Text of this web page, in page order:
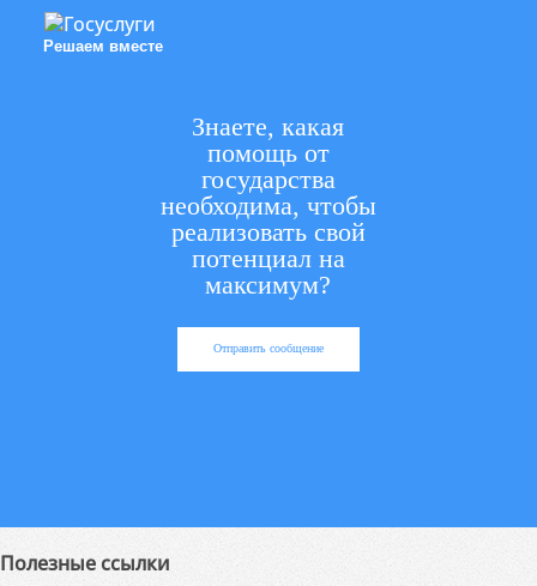
Решаем вместе
Знаете, какая
помощь от
государства
необходима, чтобы
реализовать свой
потенциал на
максимум?
Отправить сообщение
Полезные ссылки